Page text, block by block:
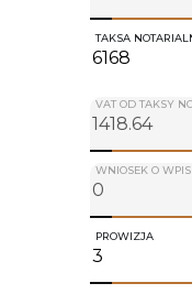
TAKSA
VAT OD TAKSY
WNIOSEK O
PROWIZJA